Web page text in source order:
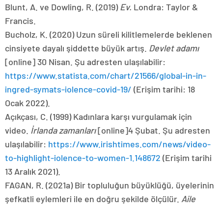
Açıkçası, C. (1999) Kadınlara karşı vurgulamak için
video.İrlanda zamanları
ulaşılabilir: https://www.irishtimes.com/news/video-
to-highlight-iolence-to-women-1.148672(Erişim tarihi
13 Aralık 2021).
FAGAN, R. (2021a) Bir topluluğun büyüklüğü, üyelerinin
şefkatli eylemleri ile en doğru şekilde ölçülür.Aile
Kaynak Merkezi CDP.
Merkezi.
FAGAN, R. (2021B) Konuk Konferansı ve Sınıf
Konuşması. İçin:GY607: Saha Okulu(Profesörler Karen
Till ve Gerry Kearns tarafından öğretilen Maynooth
Coğrafya Lisansüstü Modülü, 1 1, 2021), 12 Kasım.
Dublin: St Michael’ın mülkü.
Aile Kaynak Merkezi St Michael’ın mülkiyeti. [Online